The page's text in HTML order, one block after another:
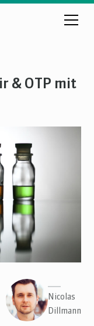
& OTP mit
Nicolas
Dillmann